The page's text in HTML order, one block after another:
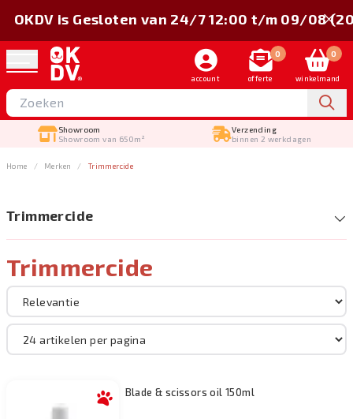
account
0
offerte
0
winkelmand
Showroom
Showroom van 650m²
Verzending
binnen 2 werkdagen
OKDV is Gesloten van 24/7 12:00 t/m 09/08
Home Merken Trimmercide
Trimmercide
Trimmercide
Blade & scissors oil 150ml